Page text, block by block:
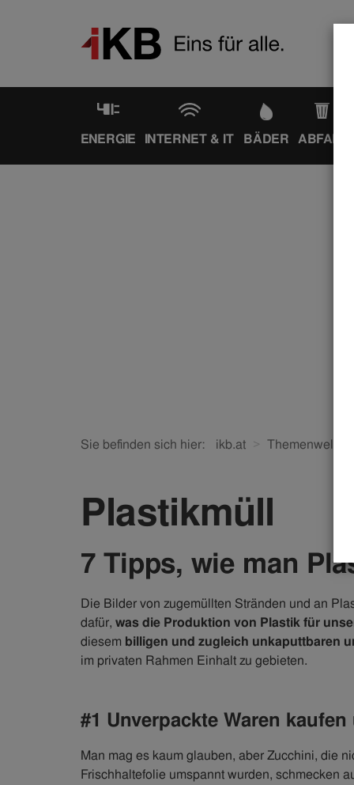
ENERGIE INTERNET & IT BÄDER ABFALL
Sie befinden sich hier: ikb.at Themenwelten
Plastikmüll
7 Tipps, wie man
Die Bilder von zugemüllten Stränden und an
dafür, was die Produktion von Plastik für
diesem billigen und zugleich unkaputtbaren
im privaten Rahmen Einhalt zu gebieten.
#1 Unverpackte Waren
Man mag es kaum glauben, aber Zucchini, die
Frischhaltefolie umspannt wurden, schmecken